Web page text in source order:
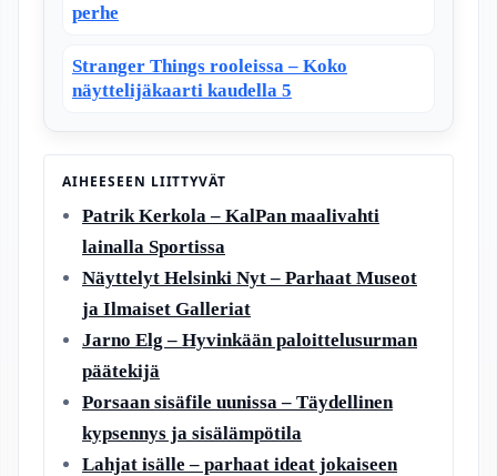
perhe
Stranger Things rooleissa – Koko
näyttelijäkaarti kaudella 5
AIHEESEEN LIITTYVÄT
Patrik Kerkola – KalPan maalivahti
lainalla Sportissa
Näyttelyt Helsinki Nyt – Parhaat Museot
ja Ilmaiset Galleriat
Jarno Elg – Hyvinkään paloittelusurman
päätekijä
Porsaan sisäfile uunissa – Täydellinen
kypsennys ja sisälämpötila
Lahjat isälle – parhaat ideat jokaiseen